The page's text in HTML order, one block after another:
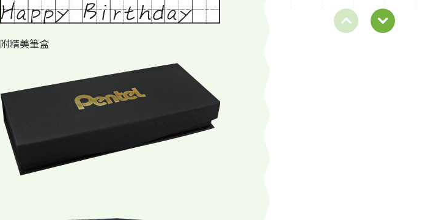
附精美筆盒
Calme 靜暮 單色輕油性原子
筆-0.5-黑桿